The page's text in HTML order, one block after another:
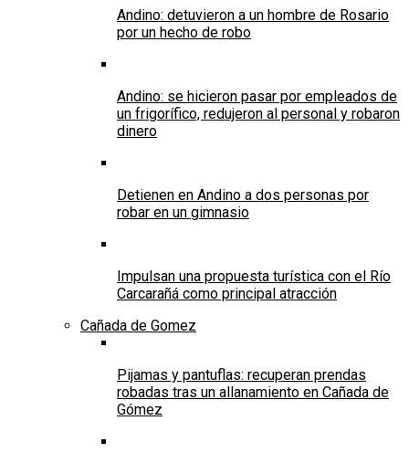
Andino: detuvieron a un hombre de Rosario
por un hecho de robo
Andino: se hicieron pasar por empleados de
un frigorífico, redujeron al personal y robaron
dinero
Detienen en Andino a dos personas por
robar en un gimnasio
Impulsan una propuesta turística con el Río
Carcarañá como principal atracción
Cañada de Gomez
Pijamas y pantuflas: recuperan prendas
robadas tras un allanamiento en Cañada de
Gómez